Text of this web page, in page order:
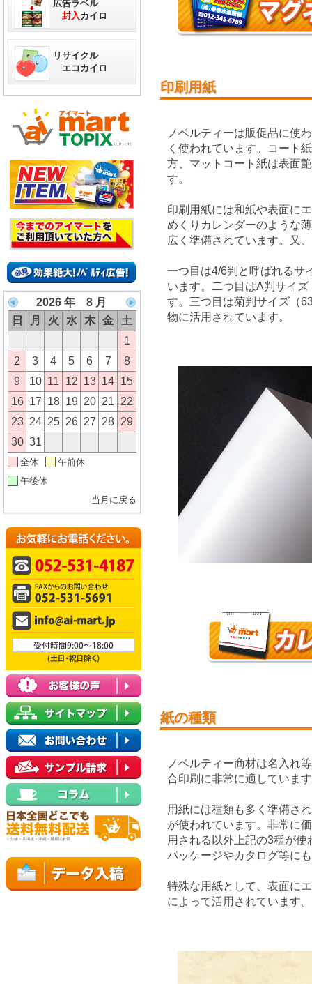
印刷用紙
ノベルティーは販促品に使
く使われています。コート
方、マットコート紙は表面
す。
印刷用紙には和紙や表面に
めくりカレンダーのような
広く準備されています。又
一つ目は4/6判と呼ばれるサ
います。二つ目はA判サイ
す。三つ目は菊判サイズ（
物に活用されています。
紙の種類
ノベルティー商材は名入れ
合印刷に非常に適していま
用紙には種類も多く準備さ
が使われています。非常に
用される以外上記の3種が
パッケージやカタログ等に
特殊な用紙として、表面に
によって活用されています。
広告ラベル
封入 カイロ
リサイクル
エコカイロ
2026 年 8 月
日
月 火 水 木 金
土
1
2
3 4 5 6 7
8
9
10 11 12 13 14 15
16 17 18 19 20 21
22
23 24 25 26 27 28 29
30 31
全休
午前休
午後休
当月に戻る